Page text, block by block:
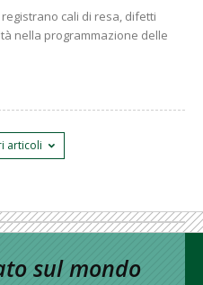
cali di resa, difetti
nella programmazione delle
articoli
sul mondo